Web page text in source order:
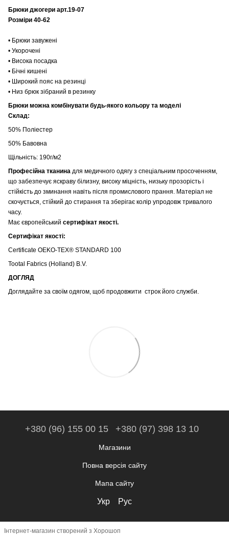
Брюки джогери арт.19-07
Розміри 40-62
• Брюки завужені
• Укорочені
• Висока посадка
• Бічні кишені
• Широкий пояс на резинці
• Низ брюк зібраний в резинку
Брюки можна комбінувати будь-якого кольору та моделі
Склад:
50% Поліестер
50% Бавовна
Щільність: 190г/м2
Професійна тканина для медичного одягу з спеціальним просоченням,
що забезпечує яскраву білизну, високу міцність, низьку прозорість і
стійкість до зминання навіть після промислового прання. Матеріал не
скочується, стійкий до стирання та зберігає колір упродовж тривалого
часу.
Має європейський сертифікат якості.
Сертифікат якості:
Certificate OEKO-TEX® STANDARD 100
Tootal Fabrics (Holland) B.V.
ДОГЛЯД
Доглядайте за своїм одягом, щоб продовжити строк його служби.
+380 (96) 155 00 15 +380 (97) 398 13 10
Магазини
Повна версія сайту
Мапа сайту
Укр Рус
Інтернет-магазин створений з Хорошоп